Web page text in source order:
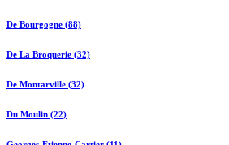
De Bourgogne (88)
De La Broquerie (32)
De Montarville (32)
Du Moulin (22)